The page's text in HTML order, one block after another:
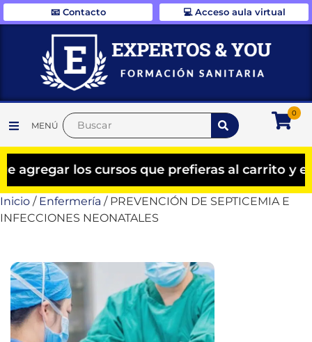
📧 Contacto 💻 Acceso aula virtual
MENÚ
0
los cursos que prefieras al carrito y el
Inicio / Enfermería / PREVENCIÓN DE SEPTICEMIA E
INFECCIONES NEONATALES